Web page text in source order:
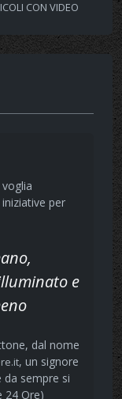
CON VIDEO
per
e
dal nome
, un signore
da sempre si
24 Ore)